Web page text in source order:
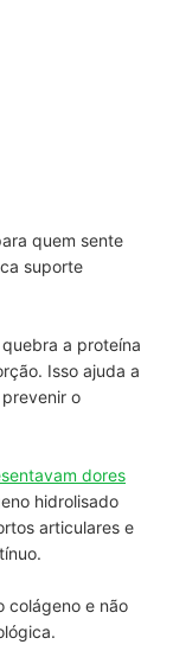
quem sente
suporte
a proteína
Isso ajuda a
o
dores
hidrolisado
articulares e
colágeno e não